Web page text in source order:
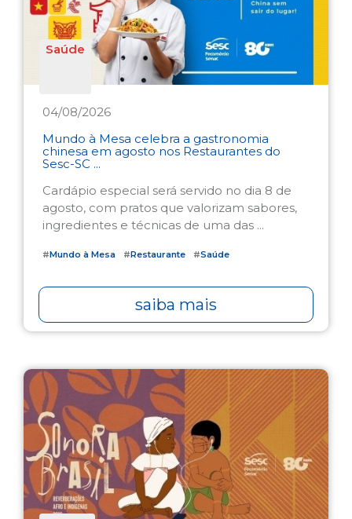
Saúde
04/08/2026
Mundo à Mesa celebra a gastronomia
chinesa em agosto nos Restaurantes do
Sesc-SC ...
Cardápio especial será servido no dia 8 de
agosto, com pratos que valorizam sabores,
ingredientes e técnicas de uma das ...
#Mundo à Mesa #Restaurante #Saúde
saiba mais